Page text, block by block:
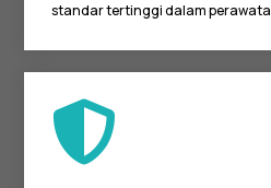
standar tertinggi dalam